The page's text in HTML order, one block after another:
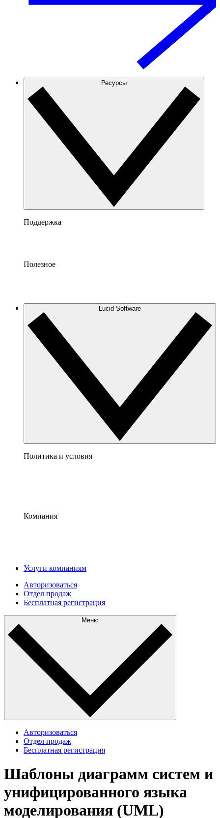
Ресурсы
Поддержка
Полезное
Lucid Software
Политика и условия
Компания
Услуги компаниям
Авторизоваться
Отдел продаж
Бесплатная регистрация
Меню
Авторизоваться
Отдел продаж
Бесплатная регистрация
Шаблоны диаграмм систем и
унифицированного языка
моделирования (UML)